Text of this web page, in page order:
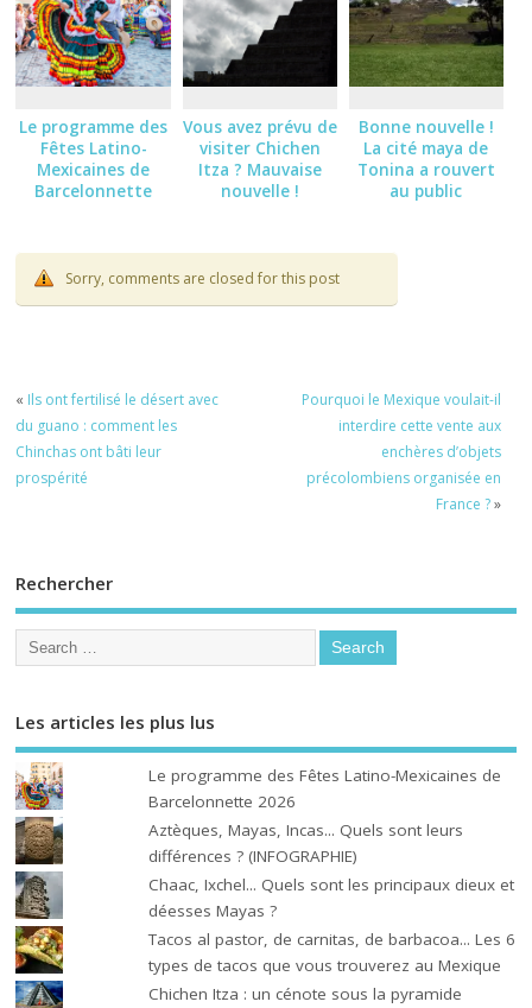
Le programme des
Fêtes Latino-
Mexicaines de
Barcelonnette
Vous avez prévu de
visiter Chichen
Itza ? Mauvaise
nouvelle !
Bonne nouvelle !
La cité maya de
Tonina a rouvert
au public
Sorry, comments are closed for this post
« Ils ont fertilisé le désert avec
du guano : comment les
Chinchas ont bâti leur
prospérité
Pourquoi le Mexique voulait-il
interdire cette vente aux
enchères d’objets
précolombiens organisée en
France ?»
Rechercher
Les articles les plus lus
Le programme des Fêtes Latino-Mexicaines de
Barcelonnette 2026
Aztèques, Mayas, Incas... Quels sont leurs
différences ? (INFOGRAPHIE)
Chaac, Ixchel... Quels sont les principaux dieux et
déesses Mayas ?
Tacos al pastor, de carnitas, de barbacoa... Les 6
types de tacos que vous trouverez au Mexique
Chichen Itza : un cénote sous la pyramide